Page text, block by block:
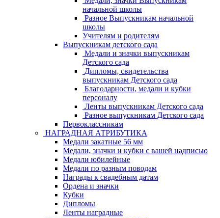
начальной школы
Разное Выпускникам начальной
школы
Учителям и родителям
Выпускникам детского сада
Медали и значки выпускникам
Детского сада
Дипломы, свидетельства
выпускникам Детского сада
Благодарности, медали и кубки
персоналу
Ленты выпускникам Детского сада
Разное выпускникам Детского сада
Первоклассникам
НАГРАДНАЯ АТРИБУТИКА
Медали закатные 56 мм
Медали, значки и кубки с вашей надписью
Медали юбилейные
Медали по разным поводам
Награды к свадебным датам
Ордена и значки
Кубки
Дипломы
Ленты наградные